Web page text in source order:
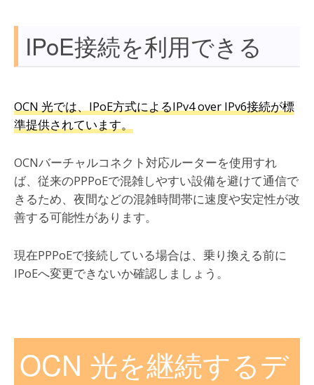
IPoE接続を利用できる
OCN 光では、IPoE方式によるIPv4 over IPv6接続が標
準提供されています。
OCNバーチャルコネクト対応ルーターを使用すれ
ば、従来のPPPoEで混雑しやすい設備を避けて通信で
きるため、夜間などの混雑時間帯に速度や安定性が改
善する可能性があります。
現在PPPoEで接続している場合は、乗り換える前に
IPoEへ変更できないか確認しましょう。
OCN 光を継続するデ